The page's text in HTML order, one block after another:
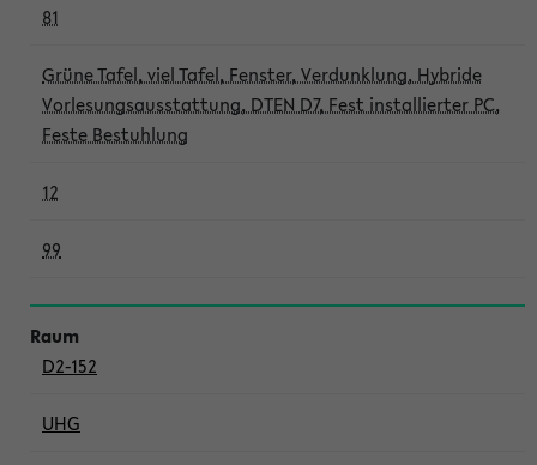
81
Grüne Tafel, viel Tafel, Fenster, Verdunklung, Hybride
Vorlesungsausstattung, DTEN D7, Fest installierter PC,
Feste Bestuhlung
12
99
D2-152
UHG